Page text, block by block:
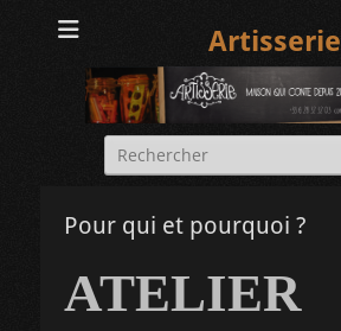
Artisserie
Rechercher :
Pour qui et pourquoi ?
ATELIER